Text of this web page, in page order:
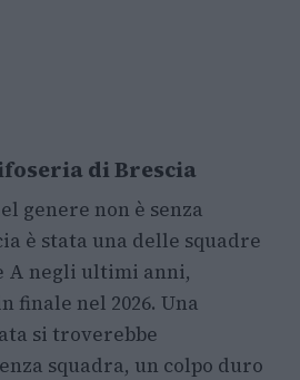
di Brescia
genere non è senza
è stata una delle squadre
A negli ultimi anni,
finale nel 2026. Una
si troverebbe
squadra, un colpo duro